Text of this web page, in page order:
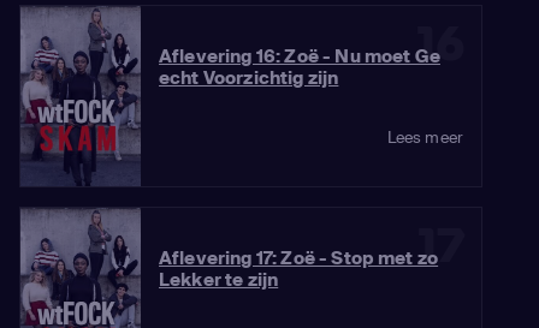
16
Aflevering 16: Zoë - Nu moet Ge
echt Voorzichtig zijn
Lees meer
17
Aflevering 17: Zoë - Stop met zo
Lekker te zijn